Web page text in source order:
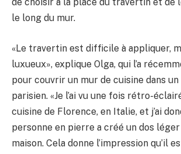
de choisir à la place du travertin et de
le long du mur.
«Le travertin est difficile à appliquer,
luxueux», explique Olga, qui l’a
pour couvrir un mur de cuisine dans
parisien. «Je l’ai vu une fois rétro-
cuisine de Florence, en Italie, et j’ai
personne en pierre a créé un dos
maison. Cela donne l’impression qu’il